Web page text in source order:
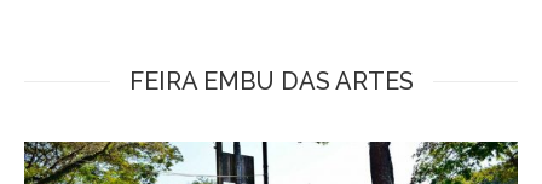
FEIRA EMBU DAS ARTES